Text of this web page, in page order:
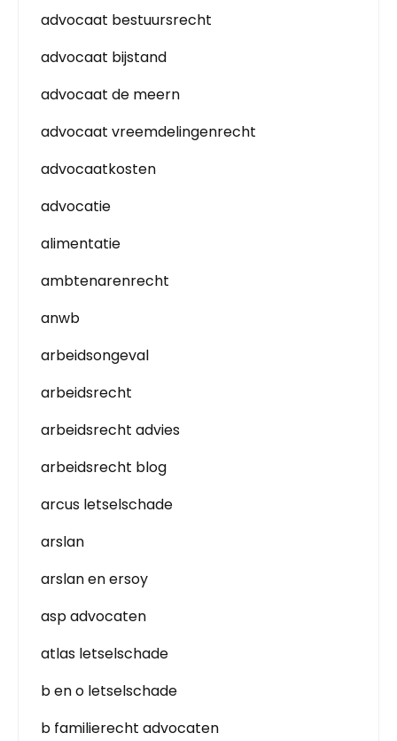
advocaat bestuursrecht
advocaat bijstand
advocaat de meern
advocaat vreemdelingenrecht
advocaatkosten
advocatie
alimentatie
ambtenarenrecht
anwb
arbeidsongeval
arbeidsrecht
arbeidsrecht advies
arbeidsrecht blog
arcus letselschade
arslan
arslan en ersoy
asp advocaten
atlas letselschade
b en o letselschade
b familierecht advocaten